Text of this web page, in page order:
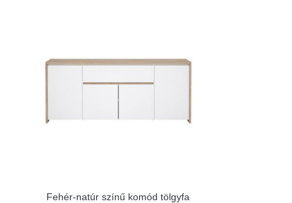
Fehér-natúr színű komód tölgyfa